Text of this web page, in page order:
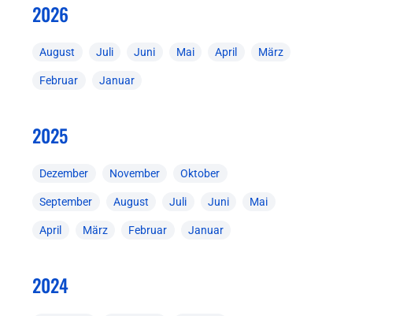
2026
August Juli Juni Mai April März
Februar Januar
2025
Dezember November Oktober
September August Juli Juni Mai
April März Februar Januar
2024